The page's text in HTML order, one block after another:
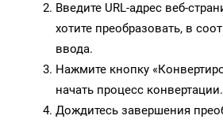
Введите URL-адрес веб-
хотите преобразовать, в
ввода.
Нажмите кнопку
начать процесс конвертации.
Дождитесь завершения